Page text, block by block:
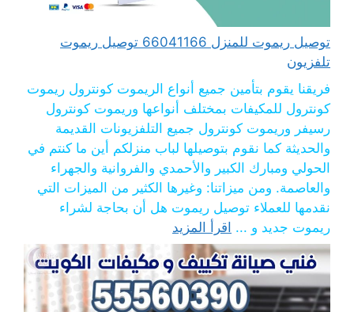
توصيل ريموت للمنزل 66041166 توصيل ريموت
تلفزيون
فريقنا يقوم بتأمين جميع أنواع الريموت كونترول ريموت
كونترول للمكيفات بمختلف أنواعها وريموت كونترول
رسيفر وريموت كونترول جميع التلفزيونات القديمة
والحديثة كما نقوم بتوصيلها لباب منزلكم أين ما كنتم في
الحولي ومبارك الكبير والأحمدي والفروانية والجهراء
والعاصمة. ومن ميزاتنا: وغيرها الكثير من الميزات التي
نقدمها للعملاء توصيل ريموت هل أن بحاجة لشراء
ريموت جديد و ... اقرأ المزيد